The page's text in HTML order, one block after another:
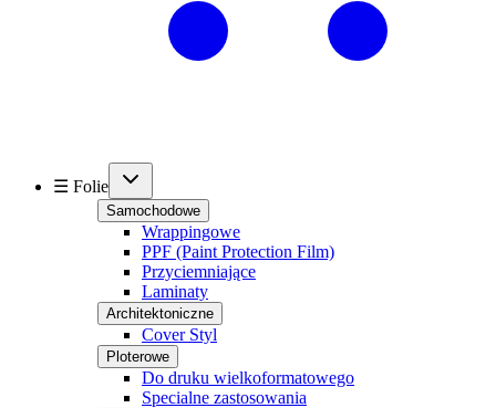
☰ Folie
Samochodowe
Wrappingowe
PPF (Paint Protection Film)
Przyciemniające
Laminaty
Architektoniczne
Cover Styl
Ploterowe
Do druku wielkoformatowego
Specialne zastosowania